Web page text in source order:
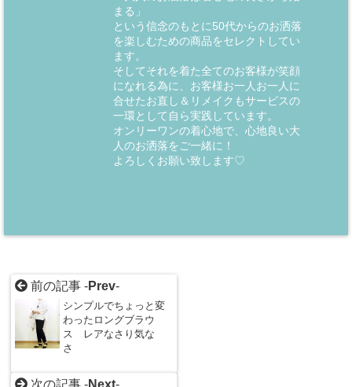
まる」
という信念のもとに50代からのお洒落
を楽しむための商品をセレクトしてい
ます。
そしてそれを着た全てのお客様が笑顔
になれる為に、お客様お一人お一人に
合せたお直し＆リメイクもサービスの
一環として自ら実践しています。
オンリーワンの着心地で、心地良い大
人のお洒落をご一緒に！
よろしくお願い致します♡
前の記事 -Prev-
シンプルでちょっと変
わったロングブラウ
ス レアなさり気な
さ
次の記事 -Next-